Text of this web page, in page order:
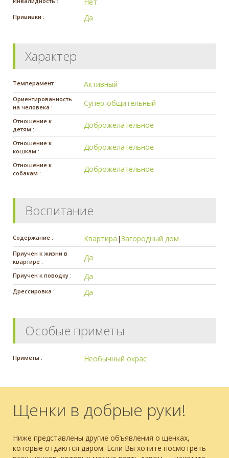
Прививки : Да
Характер
Темперамент : Активный
Ориентированность
на человека :
Супер-общительный
Отношение к
детям :
Доброжелательное
Отношение к
кошкам :
Доброжелательное
Отношение к
собакам :
Доброжелательное
Воспитание
Содержание : Квартира |Загородный дом
Приучен к жизни в
квартире :
Да
Приучен к поводку : Да
Дрессировка : Да
Особые приметы
Приметы : Необычный окрас
Щенки в добрые руки!
Ниже представлены другие объявления о щенках,
которые отдаются даром. Если Вы хотите посмотреть